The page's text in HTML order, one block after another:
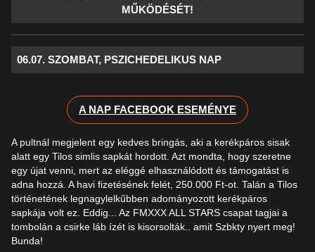
MŰKÖDÉSÉT!
06.07. SZOMBAT, PSZICHEDELIKUS NAP
A NAP FACEBOOK ESEMÉNYE
A pultnál megjelent egy kedves bringás, aki a kerékpáros sisak
alatt egy Tilos simlis sapkát hordott. Azt mondta, hogy szeretne
egy újat venni, mert az eléggé elhasználódott és támogatást is
adna hozzá. A havi fizetésének felét, 250.000 Ft-ot. Talán a Tilos
történetének legnagylelkűbben adományozott kerékpáros
sapkája volt ez. Eddig... Az FMXXX ALL STARS csapat tagjai a
tombolán a csirke láb ízét is kisorsolták.. amit Szbkty nyert meg!
Bunda!